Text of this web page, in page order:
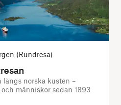
(Rundresa)
längs norska kusten –
människor sedan 1893